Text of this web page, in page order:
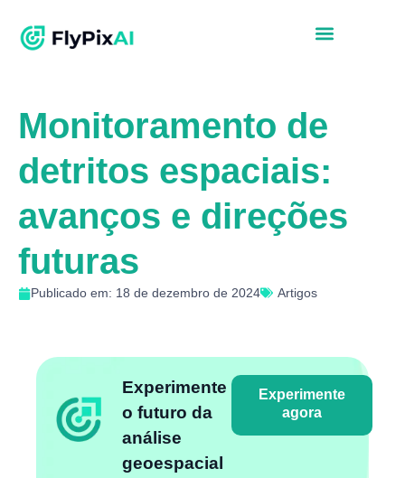
Monitoramento de
detritos espaciais:
avanços e direções
futuras
Publicado em: 18 de dezembro de 2024 Artigos
Experimente
o futuro da
análise
geoespacial
Experimente
agora